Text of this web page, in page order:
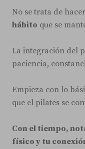
No se trata de
hábito que se
La integración del
paciencia,
Empieza con lo
que el pilates se
Con el tiempo,
físico y tu